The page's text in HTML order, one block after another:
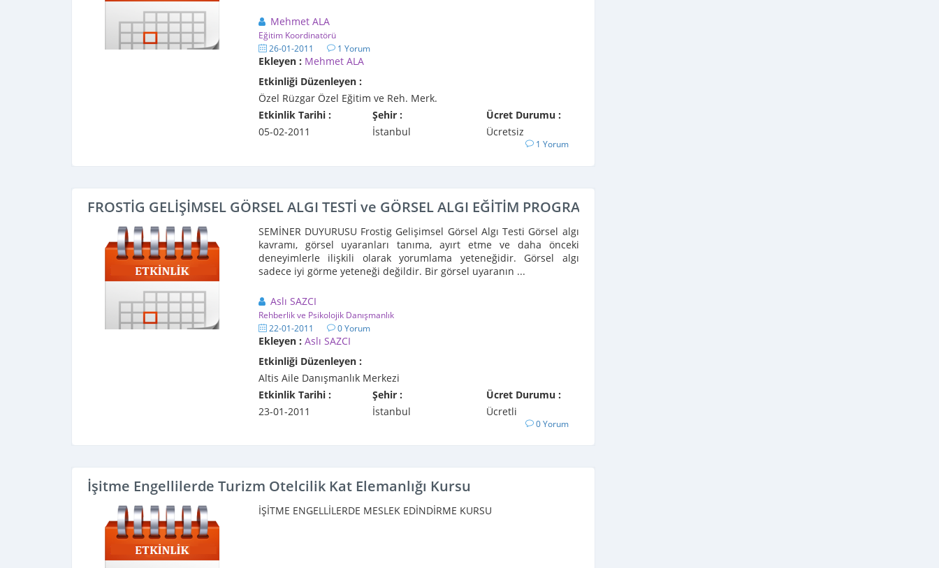
Mehmet ALA
Eğitim Koordinatörü
26-01-2011 1 Yorum
Ekleyen : Mehmet ALA
Etkinliği Düzenleyen :
Özel Rüzgar Özel Eğitim ve Reh. Merk.
Etkinlik Tarihi :
05-02-2011
Şehir :
İstanbul
Ücret Durumu :
Ücretsiz
1 Yorum
FROSTİG GELİŞİMSEL GÖRSEL ALGI TESTİ ve GÖRSEL ALGI EĞİTİM PROGRAMI
SEMİNER DUYURUSU Frostig Gelişimsel Görsel Algı Testi Görsel algı
kavramı, görsel uyaranları tanıma, ayırt etme ve daha önceki
deneyimlerle ilişkili olarak yorumlama yeteneğidir. Görsel algı
sadece iyi görme yeteneği değildir. Bir görsel uyaranın ...
Aslı SAZCI
Rehberlik ve Psikolojik Danışmanlık
22-01-2011 0 Yorum
Ekleyen : Aslı SAZCI
Etkinliği Düzenleyen :
Altis Aile Danışmanlık Merkezi
Etkinlik Tarihi :
23-01-2011
Şehir :
İstanbul
Ücret Durumu :
Ücretli
0 Yorum
İşitme Engellilerde Turizm Otelcilik Kat Elemanlığı Kursu
İŞİTME ENGELLİLERDE MESLEK EDİNDİRME KURSU